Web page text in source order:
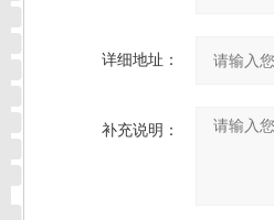
详细地址：
补充说明：